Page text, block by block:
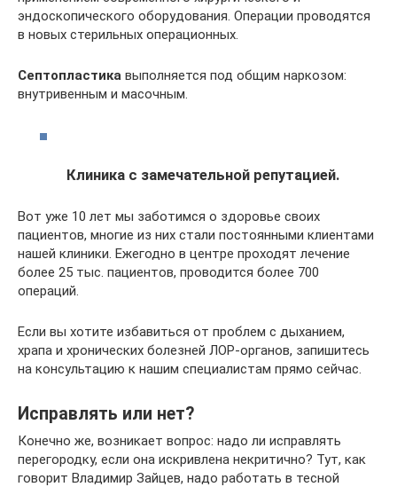
эндоскопического оборудования. Операции проводятся
в новых стерильных операционных.
Септопластика выполняется под общим наркозом:
внутривенным и масочным.
Клиника с замечательной репутацией.
Вот уже 10 лет мы заботимся о здоровье своих
пациентов, многие из них стали постоянными клиентами
нашей клиники. Ежегодно в центре проходят лечение
более 25 тыс. пациентов, проводится более 700
операций.
Если вы хотите избавиться от проблем с дыханием,
храпа и хронических болезней ЛОР-органов, запишитесь
на консультацию к нашим специалистам прямо сейчас.
Исправлять или нет?
Конечно же, возникает вопрос: надо ли исправлять
перегородку, если она искривлена некритично? Тут, как
говорит Владимир Зайцев, надо работать в тесной